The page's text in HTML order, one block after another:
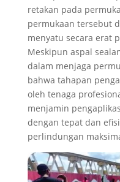
retakan pada
permukaan tersebut
menyatu secara erat
Meskipun aspal
dalam menjaga
bahwa tahapan
oleh tenaga
menjamin
dengan tepat dan
perlindungan